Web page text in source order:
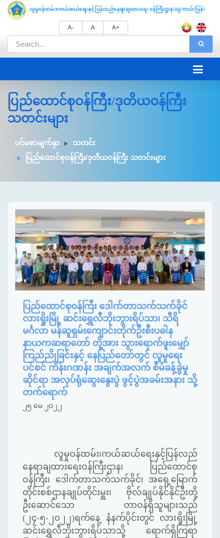
A- A A+
ပြည်ထောင်စုဝန်ကြီး/ဒုတိယဝန်ကြီး
သတင်းများ
ပင်မစာမျက်နှာ
သတင်း
ပြည်ထောင်စုဝန်ကြီး/ဒုတိယဝန်ကြီး သတင်းများ
ပြည်ထောင်စုဝန်ကြီး ဒေါက်တာသက်သက်ခိုင်
လားရှိုးမြို့ ဆင်းရွှေလီဘိုးဘွားရိပ်သာ၊ သီရိ
မင်္ဂလာ မန်ဆူရှမ်းကျောင်းတိုက်ဦးစီးပဓါန
နာယကဆရာတော် တို့အား သွားရောက်ဖူးမျှော်
ကြည်ညိုခြင်းနှင့် နေပြည်တော်တွင် လူမှုရေး
ပင်စင် ကိန်းဂဏန်း အချက်အလက် စီမံခန့်ခွဲမှု
ဆိုင်ရာ အလုပ်ရုံဆွေးနွေးပွဲ ဖွင့်ပွဲအခမ်းအနား သို့
တက်ရောက်
၂၅ မေ ၂၀၂၂
လူမှုဝန်ထမ်း၊ကယ်ဆယ်ရေးနှင့်ပြန်လည်
နေရာချထားရေးဝန်ကြီးဌာန၊ ပြည်ထောင်စု
ဝန်ကြီး၊ ဒေါက်တာသက်သက်ခိုင်၊ အရှေ့မြောက်
တိုင်းစစ်ဌာနချုပ်တိုင်းမှူး၊ ဗိုလ်ချုပ်နိုင်နိုင်ဦးတို့
ဦးဆောင်သော တာဝန်ရှိသူများသည်
(၂၄-၅-၂၀၂၂)ရက်နေ့ နံနက်ပိုင်းတွင် လားရှိုးမြို့
ဆင်းရွှေလီဘိုးဘွားရိပ်သာသို့ ရောက်ရှိကြရာ